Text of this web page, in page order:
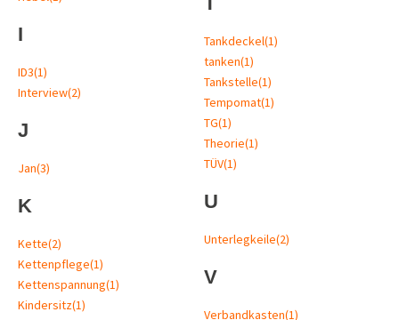
I
ID3(1)
Interview(2)
J
Jan(3)
K
Kette(2)
Kettenpflege(1)
Kettenspannung(1)
Kindersitz(1)
Tankdeckel(1)
tanken(1)
Tankstelle(1)
Tempomat(1)
TG(1)
Theorie(1)
TÜV(1)
U
Unterlegkeile(2)
V
Verbandkasten(1)